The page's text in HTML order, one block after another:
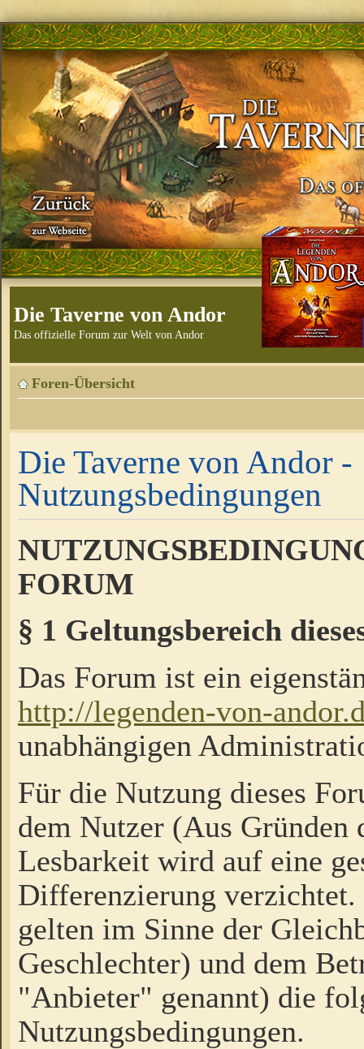
Die Taverne von Andor
Das offizielle Forum zur Welt von Andor
Foren-Übersicht
Die Taverne von Andor -
Nutzungsbedingungen
FORUM
§ 1 Geltungsbereich
Das Forum ist ein
http://legenden-von-
unabhängigen
Für die Nutzung dieses
dem Nutzer (Aus Gründen
Lesbarkeit wird auf eine
Differenzierung
gelten im Sinne der
Geschlechter) und dem
"Anbieter" genannt) die
Nutzungsbedingungen.